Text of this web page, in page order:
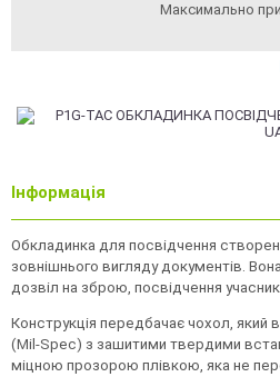
Максимально
Інформація
Обкладинка для посвідчення
зовнішнього вигляду документів.
дозвіл на зброю, посвідчення
Конструкція передбачає чохол, який
(Mil-Spec) з зашитими твердими
міцною прозорою плівкою, яка не